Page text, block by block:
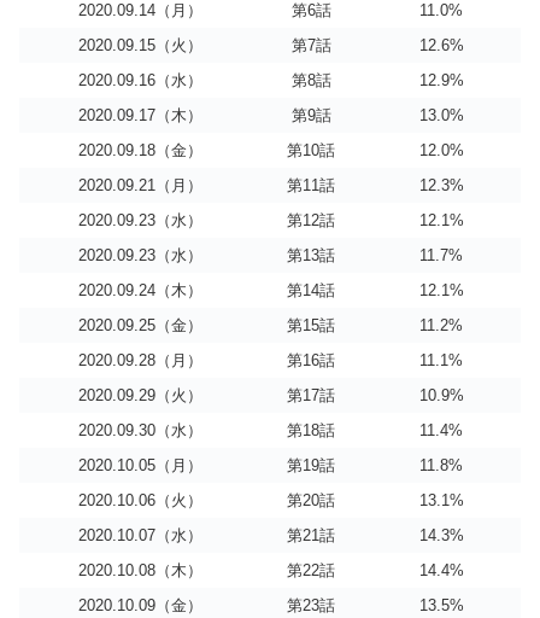
2020.09.14（月）
第6話
11.0%
2020.09.15（火）
第7話
12.6%
2020.09.16（水）
第8話
12.9%
2020.09.17（木）
第9話
13.0%
2020.09.18（金）
第10話
12.0%
2020.09.21（月）
第11話
12.3%
2020.09.23（水）
第12話
12.1%
2020.09.23（水）
第13話
11.7%
2020.09.24（木）
第14話
12.1%
2020.09.25（金）
第15話
11.2%
2020.09.28（月）
第16話
11.1%
2020.09.29（火）
第17話
10.9%
2020.09.30（水）
第18話
11.4%
2020.10.05（月）
第19話
11.8%
2020.10.06（火）
第20話
13.1%
2020.10.07（水）
第21話
14.3%
2020.10.08（木）
第22話
14.4%
2020.10.09（金）
第23話
13.5%